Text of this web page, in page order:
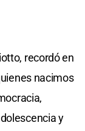
recordó en
nacimos
y